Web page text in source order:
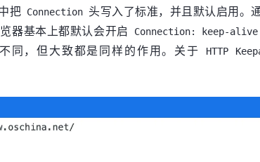
把 Connection 头写入了标准，并且默认启用。
器基本上都默认会开启
Connection: keep-alive
同，但大致都是同样的作用。关于
HTTP